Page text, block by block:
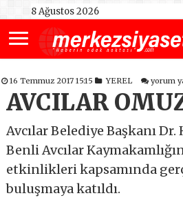
8 Ağustos 2026
16 Temmuz 2017 15:15 YEREL yorum
AVCILAR
Avcılar Belediye Başkanı
Benli Avcılar
etkinlikleri kapsamında
buluşmaya katıldı.